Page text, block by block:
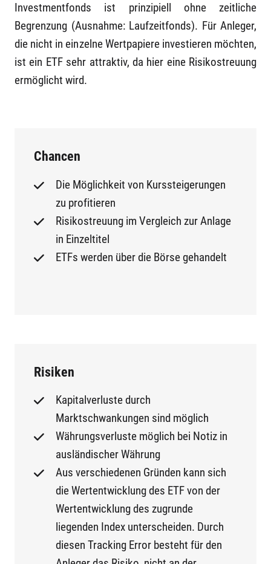
Investmentfonds ist prinzipiell ohne zeitliche
Begrenzung (Ausnahme: Laufzeitfonds). Für Anleger,
die nicht in einzelne Wertpapiere investieren möchten,
ist ein ETF sehr attraktiv, da hier eine Risikostreuung
ermöglicht wird.
Chancen
Die Möglichkeit von Kurssteigerungen
zu profitieren
Risikostreuung im Vergleich zur Anlage
in Einzeltitel
ETFs werden über die Börse gehandelt
Risiken
Kapitalverluste durch
Marktschwankungen sind möglich
Währungsverluste möglich bei Notiz in
ausländischer Währung
Aus verschiedenen Gründen kann sich
die Wertentwicklung des ETF von der
Wertentwicklung des zugrunde
liegenden Index unterscheiden. Durch
diesen Tracking Error besteht für den